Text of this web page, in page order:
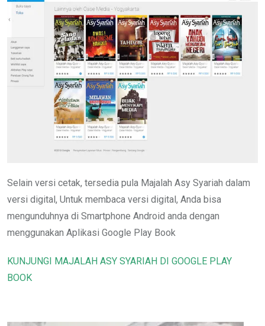
Selain versi cetak, tersedia pula Majalah Asy Syariah dalam
versi digital, Untuk membaca versi digital, Anda bisa
mengunduhnya di Smartphone Android anda dengan
menggunakan Aplikasi Google Play Book
KUNJUNGI MAJALAH ASY SYARIAH DI GOOGLE PLAY
BOOK